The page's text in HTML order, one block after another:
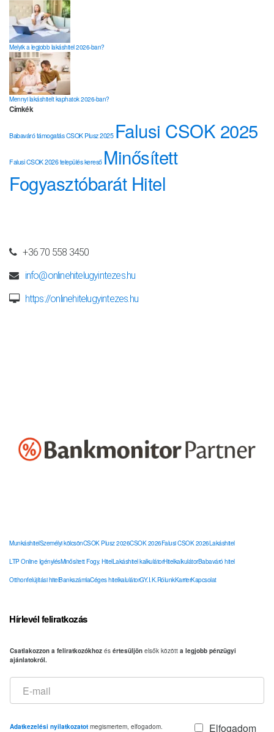
Melyik a legjobb lakáshitel 2026-ban?
Mennyi lakáshitelt kaphatok 2026-ban?
Címkék
Babaváró támogatás CSOK Plusz 2025 Falusi CSOK 2025
Falusi CSOK 2026 település kereső Minősített
Fogyasztóbarát Hitel
+36 70 558 3450
info@onlinehitelugyintezes.hu
https://onlinehitelugyintezes.hu
MunkáshitelSzemélyi kölcsönCSOK Plusz 2026CSOK 2026Falusi CSOK 2026Lakáshitel
LTP Online IgénylésMinősített Fogy. HitelLakáshitel kalkulátorHitelkalkulátorBabaváró hitel
Otthonfelújítási hitelBankszámlaCéges hitelkalulátorGY.I.K.RólunkKarrierKapcsolat
Hírlevél feliratkozás
Csatlakozzon a feliratkozókhoz és értesüljön elsők között a legjobb pénzügyi
ajánlatokról.
Adatkezelési nyilatkozatot megismertem, elfogadom. Elfogadom